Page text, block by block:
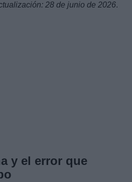
28 de junio de 2026.
y el error que